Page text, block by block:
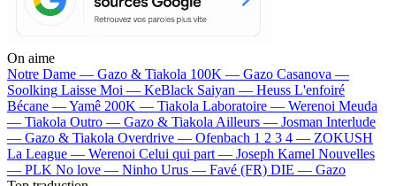
On aime
Notre Dame — Gazo & Tiakola 100K — Gazo Casanova —
Soolking Laisse Moi — KeBlack Saiyan — Heuss L'enfoiré
Bécane —Yamê 200K — Tiakola Laboratoire — Werenoi Meuda
— Tiakola Outro — Gazo & Tiakola Ailleurs — Josman Interlude
— Gazo & Tiakola Overdrive — Ofenbach 1 2 3 4 — ZOKUSH
La League — Werenoi Celui qui part — Joseph Kamel Nouvelles
— PLK No love — Ninho Urus — Favé (FR) DIE — Gazo